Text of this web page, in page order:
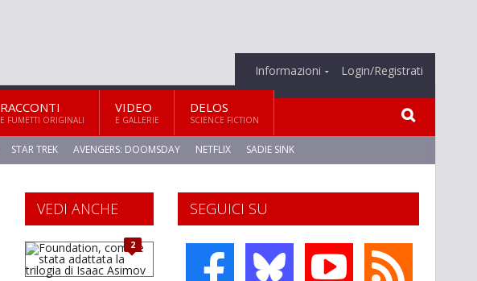
Informazioni Login/Registrati
RACCONTI
E FUMETTI ORIGINALI
VIDEO
E GALLERIE
DELOS
SCIENCE FICTION
STAR TREK AVENGERS: DOOMSDAY NETFLIX SADIE SINK
SEGUICI SU
VEDI ANCHE
2